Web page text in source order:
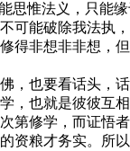
惟法义，只能
能破除我法执
非想非非想，
也要看话头，
也就是彼彼互
修学，而证悟
粮才务实。所